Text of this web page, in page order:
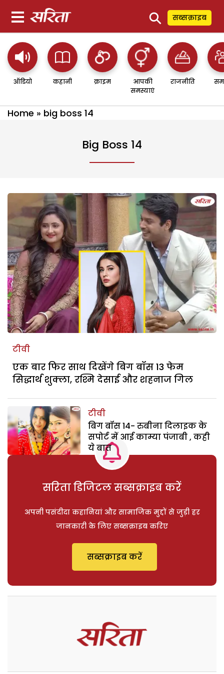
⚲ सब्सक्राइब
ऑडियो कहानी क्राइम
आपकी
समस्याएं
राजनीति
Home » big boss 14
Big Boss 14
टीवी
एक बार फिर साथ दिखेंगे बिग बॉस 13 फेम
सिद्धार्थ शुक्ला, रश्मि देसाई और शहनाज गिल
टीवी
बिग बॉस 14- रुबीना दिलाइक के
सपोर्ट में आई काम्या पंजाबी , कही
ये बात
सरिता डिजिटल सब्सक्राइब करें
अपनी पसंदीदा कहानियां और सामाजिक मुद्दों से जुड़ी हर
जानकारी के लिए सब्सक्राइब करिए
सब्सक्राइब करें